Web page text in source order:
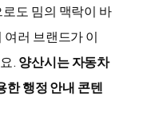
도 밈의 맥락이 바
러 브랜드가 이
. 양산시는 자동차
한 행정 안내 콘텐